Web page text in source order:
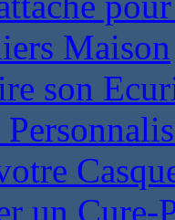
Maison
son
un Cure-